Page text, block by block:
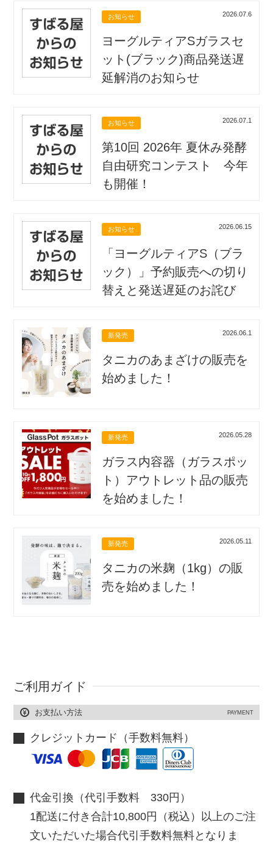
お知らせ 2026.07.6
ヨーグルティアSガラスセ
ット(ブラック)商品発送遅
延解消のお知らせ
お知らせ 2026.07.1
第10回 2026年 夏休み発酵
自由研究コンテスト 今年
も開催！
お知らせ 2026.06.15
「ヨーグルティアS（ブラ
ック）」予約販売への切り
替えと発送遅延のお詫び
新発売 2026.06.1
タニカのあまざけの販売を
始めました！
新発売 2026.05.28
ガラス内容器（ガラスポッ
ト）アウトレット品の販売
を始めました！
新発売 2026.05.11
タニカの米麹（1kg）の販
売を始めました！
ご利用ガイド
お支払い方法 PAYMENT
クレジットカード（手数料無料）
代金引換（代引手数料 330円）
1配送に付き合計10,800円（税込）以上のご注
文いただいた場合代引手数料無料となりま